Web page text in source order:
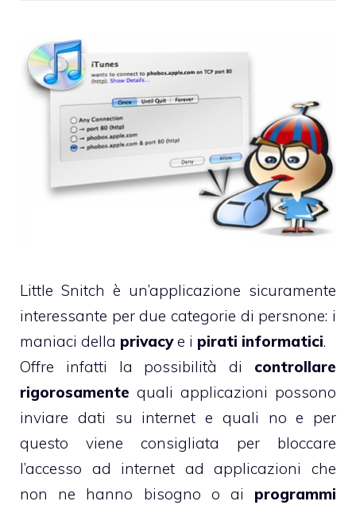
Little Snitch è un’applicazione sicuramente
interessante per due categorie di persnone: i
maniaci della privacye i pirati informatici.
Offre infatti la possibilità di controllare
rigorosamente quali applicazioni possono
inviare dati su internet e quali no e per
questo viene consigliata per bloccare
l’accesso ad internet ad applicazioni che
non ne hanno bisogno o ai programmi